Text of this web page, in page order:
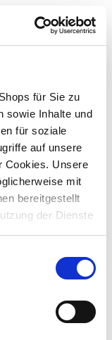
für Sie zu
sowie Inhalte und
für soziale
auf unsere
Cookies. Unsere
mit
bereitgestellt
der Dienste
nicht